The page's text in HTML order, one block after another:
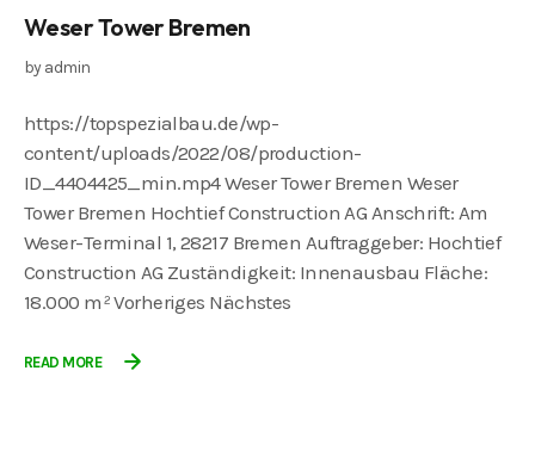
Weser Tower Bremen
byadmin
https://topspezialbau.de/wp-
content/uploads/2022/08/production-
ID_4404425_min.mp4 Weser Tower Bremen Weser
Tower Bremen Hochtief Construction AG Anschrift: Am
Weser-Terminal 1, 28217 Bremen Auftraggeber: Hochtief
Construction AG Zuständigkeit: Innenausbau Fläche:
18.000 m² Vorheriges Nächstes
READ MORE